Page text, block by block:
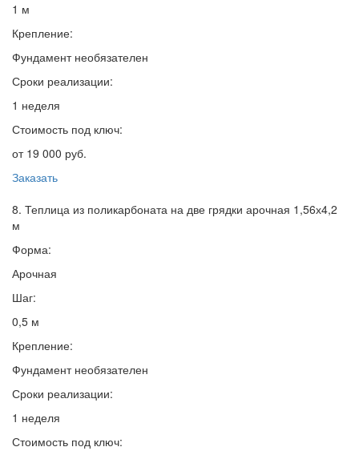
1 м
Крепление:
Фундамент необязателен
Сроки реализации:
1 неделя
Стоимость под ключ:
от 19 000 руб.
Заказать
8. Теплица из поликарбоната на две грядки арочная 1,56х4,2
м
Форма:
Арочная
Шаг:
0,5 м
Крепление:
Фундамент необязателен
Сроки реализации:
1 неделя
Стоимость под ключ: